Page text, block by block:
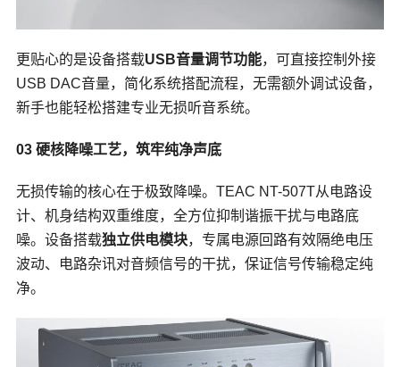
更贴心的是设备搭载USB音量调节功能，可直接控制外接
USB DAC音量，简化系统搭配流程，无需额外调试设备，
新手也能轻松搭建专业无损听音系统。
03 硬核降噪工艺，筑牢纯净声底
无损传输的核心在于极致降噪。TEAC NT-507T从电路设
计、机身结构双重维度，全方位抑制谐振干扰与电路底
噪。设备搭载独立供电模块，专属电源回路有效隔绝电压
波动、电路杂讯对音频信号的干扰，保证信号传输稳定纯
净。